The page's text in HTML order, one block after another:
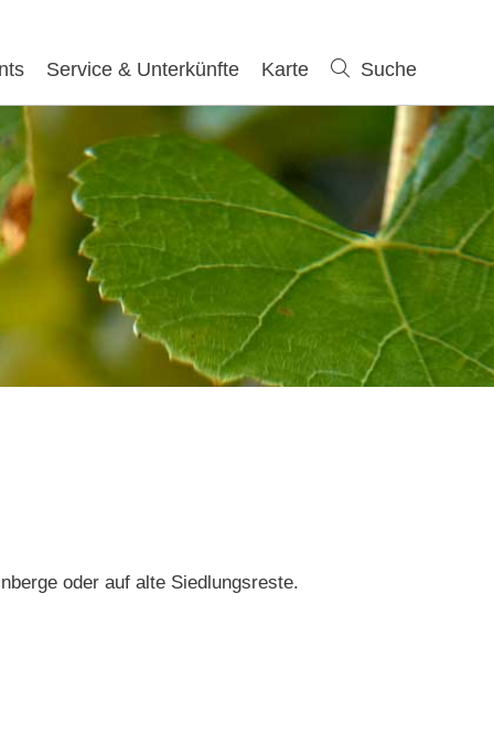
Service & Unterkünfte Karte Suche
oder auf alte Siedlungsreste.